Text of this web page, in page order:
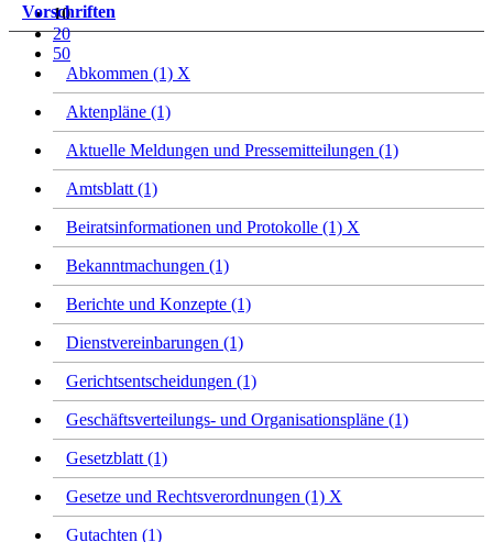
10
20
50
Vorschriften
Abkommen (1) X
Aktenpläne (1)
Aktuelle Meldungen und Pressemitteilungen (1)
Amtsblatt (1)
Beiratsinformationen und Protokolle (1) X
Bekanntmachungen (1)
Berichte und Konzepte (1)
Dienstvereinbarungen (1)
Gerichtsentscheidungen (1)
Geschäftsverteilungs- und Organisationspläne (1)
Gesetzblatt (1)
Gesetze und Rechtsverordnungen (1) X
Gutachten (1)